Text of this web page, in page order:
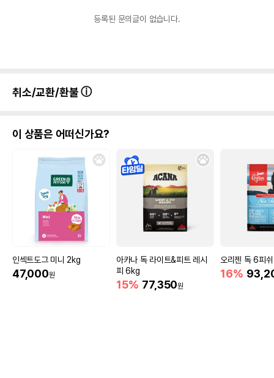
등록된 문의글이 없습니다.
취소/교환/환불
이 상품은 어떠신가요?
인섹트도그 미니 2kg
47,000원
아카나 독 라이트&피트 레시
피 6kg
15% 77,350원
오리젠 독 6피
16%